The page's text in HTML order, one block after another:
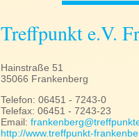
Treffpunkt e.V.
Hainstraße 51
35066 Frankenberg
Telefon: 06451 - 7243-0
Telefax: 06451 - 7243-23
Email:
http://www.treffpunkt-